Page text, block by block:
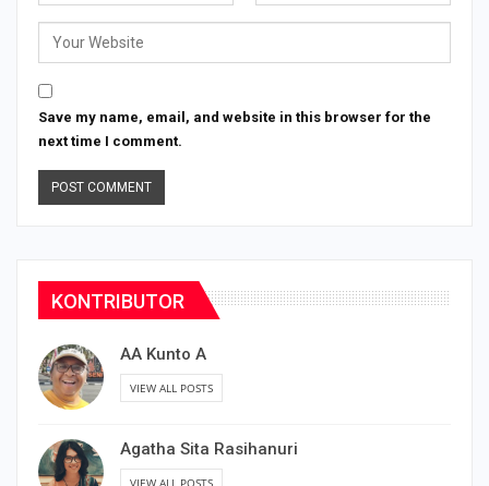
Save my name, email, and website in this browser for the
next time I comment.
KONTRIBUTOR
AA Kunto A
VIEW ALL POSTS
Agatha Sita Rasihanuri
VIEW ALL POSTS